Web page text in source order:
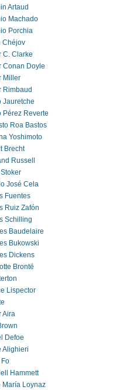
Artaud
Machado
Porchia
Chéjov
C. Clarke
Conan Doyle
Miller
Rimbaud
Jauretche
Pérez Reverte
Roa Bastos
Yoshimoto
Brecht
Russell
José Cela
Fuentes
Ruiz Zafón
Schilling
Baudelaire
Bukowski
Dickens
Brontë
Lispector
Aira
Defoe
Alighieri
Fo
Hammett
María Loynaz